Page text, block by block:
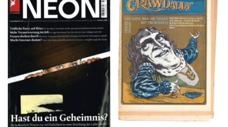
NEON – OKTOBER
2008
Crawdaddy – June/11/72